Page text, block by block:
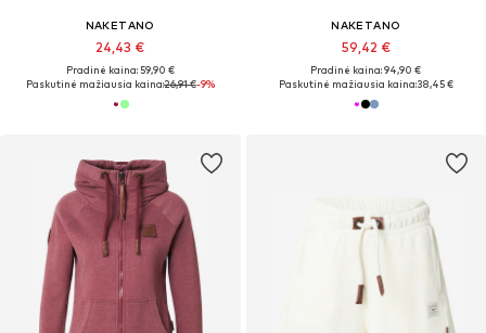
NAKETANO
24,43 €
Pradinė kaina: 59,90 €
Paskutinė mažiausia kaina:26,91 €-9%
NAKETANO
59,42 €
Pradinė kaina: 94,90 €
Paskutinė mažiausia kaina:38,45 €